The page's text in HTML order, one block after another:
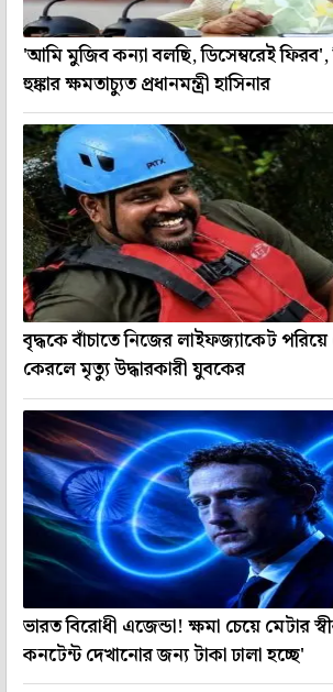
'আমি মুজিব কন্যা বলছি, ডিসেম্বরেই ফিরব',
হুঙ্কার ক্ষমতাচ্যুত প্রধানমন্ত্রী হাসিনার
বৃদ্ধকে বাঁচাতে নিজের লাইফজ্যাকেট পরিয়ে
কেরলে মৃত্যু উদ্ধারকারী যুবকের
ভারত বিরোধী এজেন্ডা! ক্ষমা চেয়ে মেটার
কনটেন্ট দেখানোর জন্য টাকা ঢালা হচ্ছে'